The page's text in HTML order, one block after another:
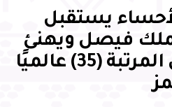
يستقبل
فيصل ويهنئ
الجامعة بتحقيق المرتبة (35) عالميًا